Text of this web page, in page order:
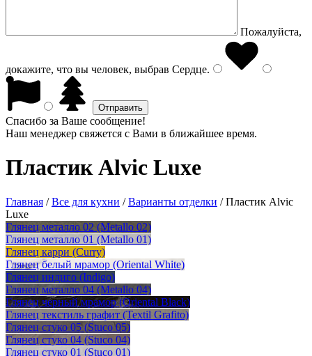
Пожалуйста,
докажите, что вы человек, выбрав Сердце.
Спасибо за Ваше сообщение!
Наш менеджер свяжется с Вами в ближайшее время.
Пластик Alvic Luxe
Главная /Все для кухни /Варианты отделки /Пластик Alvic
Luxe
Глянец металло 02 (Metallo 02)
Глянец металло 01 (Metallo 01)
Глянец карри (Curry)
Глянец белый мрамор (Oriental White)
Глянец индиго (Indigo)
Глянец металло 04 (Metallo 04)
Глянец черный мрамор (Oriental Black)
Глянец текстиль графит (Textil Grafito)
Глянец стуко 05 (Stuco 05)
Глянец стуко 04 (Stuco 04)
Глянец стуко 01 (Stuco 01)